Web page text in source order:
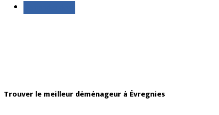
Trouver le meilleur déménageur à Évregnies